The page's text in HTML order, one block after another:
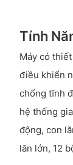
Tính
Máy có
điều khiển
chống tĩnh
hệ thống
động, con
lăn lớn, 12